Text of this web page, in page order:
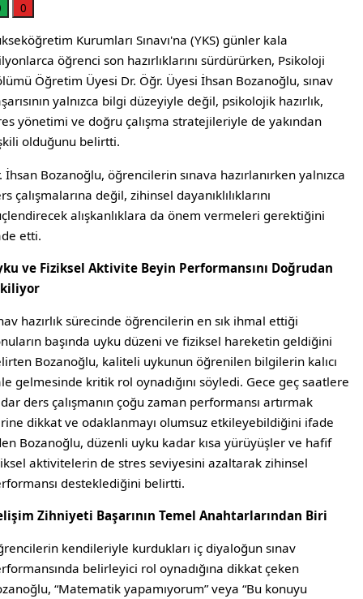
0
Kurumları Sınavı'na (YKS)
Kurumları Sınavı'na (YKS) günler kala
öğrenci son hazırlıklarını sürdürürken, Psikoloji
Öğretim Üyesi Dr. Öğr. Üyesi İhsan Bozanoğlu, sınav
yalnızca bilgi düzeyiyle değil, psikolojik hazırlık,
yönetimi ve doğru çalışma stratejileriyle de yakından
olduğunu belirtti.
İhsan Bozanoğlu, öğrencilerin sınava hazırlanırken yalnızca
çalışmalarına değil, zihinsel dayanıklılıklarını
alışkanlıklara da önem vermeleri gerektiğini
etti.
ve Fiziksel Aktivite Beyin Performansını Doğrudan
hazırlık sürecinde öğrencilerin en sık ihmal ettiği
başında uyku düzeni ve fiziksel hareketin geldiğini
Bozanoğlu, kaliteli uykunun öğrenilen bilgilerin kalıcı
gelmesinde kritik rol oynadığını söyledi. Gece geç saatlere
ders çalışmanın çoğu zaman performansı artırmak
dikkat ve odaklanmayı olumsuz etkileyebildiğini ifade
Bozanoğlu, düzenli uyku kadar kısa yürüyüşler ve hafif
aktivitelerin de stres seviyesini azaltarak zihinsel
desteklediğini belirtti.
Zihniyeti Başarının Temel Anahtarlarından Biri
kendileriyle kurdukları iç diyaloğun sınav
belirleyici rol oynadığına dikkat çeken
“Matematik yapamıyorum” veya “Bu konuyu